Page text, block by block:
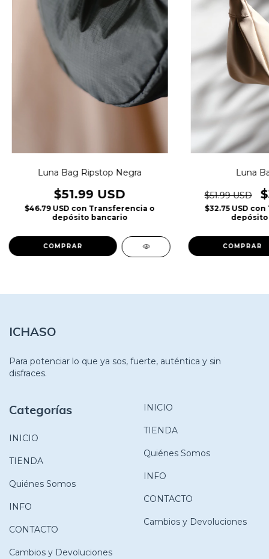
Luna Bag Ripstop Negra
$51.99 USD
$46.79 USD con Transferencia o
depósito bancario
Luna
$51.99 USD
$32.75 USD con
ICHASO
Para potenciar lo que ya sos, fuerte, auténtica y sin
disfraces.
Categorías
INICIO
TIENDA
Quiénes Somos
INFO
CONTACTO
Cambios y Devoluciones
INICIO
TIENDA
Quiénes Somos
INFO
CONTACTO
Cambios y Devoluciones